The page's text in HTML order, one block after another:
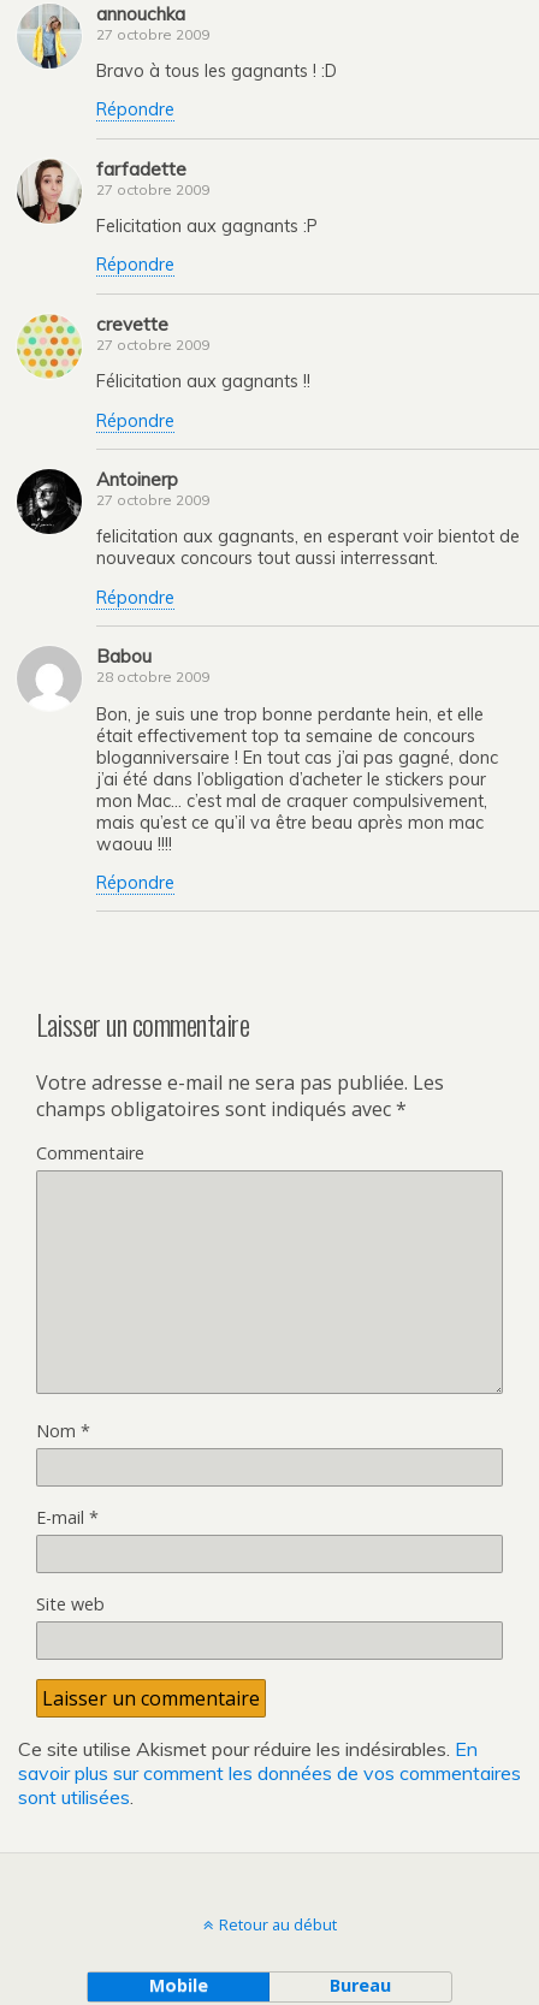
annouchka
27 octobre 2009
Bravo à tous les gagnants ! :D
Répondre
farfadette
27 octobre 2009
Felicitation aux gagnants :P
Répondre
crevette
27 octobre 2009
Félicitation aux gagnants !!
Répondre
Antoinerp
27 octobre 2009
felicitation aux gagnants, en esperant voir bientot de
nouveaux concours tout aussi interressant.
Répondre
Babou
28 octobre 2009
Bon, je suis une trop bonne perdante hein, et elle
était effectivement top ta semaine de concours
bloganniversaire ! En tout cas j’ai pas gagné, donc
j’ai été dans l’obligation d’acheter le stickers pour
mon Mac… c’est mal de craquer compulsivement,
mais qu’est ce qu’il va être beau après mon mac
waouu !!!!
Répondre
Laisser un commentaire
Votre adresse e-mail ne sera pas publiée. Les
champs obligatoires sont indiqués avec*
Commentaire
Nom *
E-mail *
Site web
Ce site utilise Akismet pour réduire les indésirables. En
savoir plus sur comment les données de vos commentaires
sont utilisées.
Retour au début
Mobile Bureau